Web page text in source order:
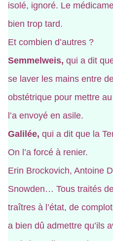
isolé, ignoré. Le
bien trop tard.
Et combien d’autres ?
Semmelweis, qui a dit
se laver les mains entre
obstétrique pour mettre
l’a envoyé en asile.
Galilée, qui a dit que la
On l’a forcé à renier.
Erin Brockovich, Antoine
Snowden… Tous traités
traîtres à l’état, de
a bien dû admettre qu’ils